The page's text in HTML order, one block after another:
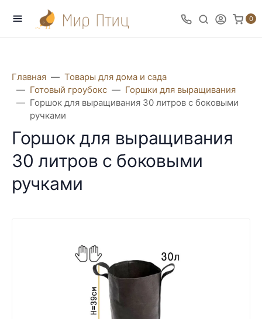
0
Главная
Товары для дома и сада
Готовый гроубокс
Горшки для выращивания
Горшок для выращивания 30 литров с боковыми
ручками
Горшок для выращивания
30 литров с боковыми
ручками